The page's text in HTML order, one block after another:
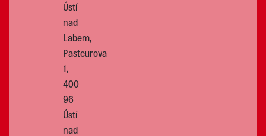
Ústí
nad
Labem,
Pasteurova
1,
400
96
Ústí
nad